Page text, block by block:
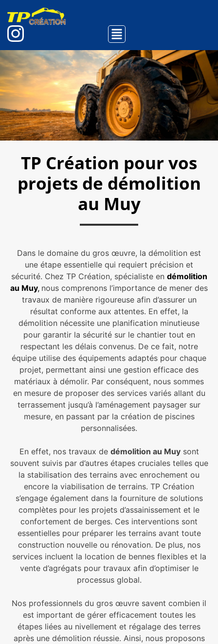
TP Création pour vos
projets de démolition
au Muy
Dans le domaine du gros œuvre, la démolition est
une étape essentielle qui requiert précision et
sécurité. Chez TP Création, spécialiste en démolition
au Muy, nous comprenons l’importance de mener des
travaux de manière rigoureuse afin d’assurer un
résultat conforme aux attentes. En effet, la
démolition nécessite une planification minutieuse
pour garantir la sécurité sur le chantier tout en
respectant les délais convenus. De ce fait, notre
équipe utilise des équipements adaptés pour chaque
projet, permettant ainsi une gestion efficace des
matériaux à démolir. Par conséquent, nous sommes
en mesure de proposer des services variés allant du
terrassement jusqu’à l’aménagement paysager sur
mesure, en passant par la création de piscines
personnalisées.
En effet, nos travaux de démolition au Muysont
souvent suivis par d’autres étapes cruciales telles que
la stabilisation des terrains avec enrochement ou
encore la viabilisation de terrains. TP Création
s’engage également dans la fourniture de solutions
complètes pour les projets d’assainissement et le
confortement de berges. Ces interventions sont
essentielles pour préparer les terrains avant toute
construction nouvelle ou rénovation. De plus, nos
services incluent la location de bennes flexibles et la
vente d’agrégats pour travaux afin d’optimiser le
processus global.
Nos professionnels du gros œuvre savent combien il
est important de gérer efficacement toutes les
étapes liées au nivellement et régalage des terres
après une démolition réussie. Ainsi, nous proposons